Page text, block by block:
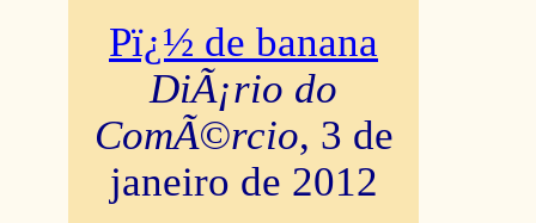
Pï¿½ de banana
DiÃ¡rio do
ComÃ©rcio, 3 de
janeiro de 2012